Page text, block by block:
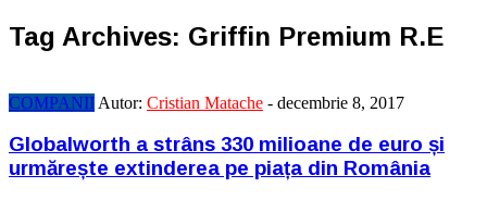
Tag Archives: Griffin Premium R.E
COMPANII Autor: Cristian Matache - decembrie 8, 2017
Globalworth a strâns 330 milioane de euro și
urmărește extinderea pe piața din România